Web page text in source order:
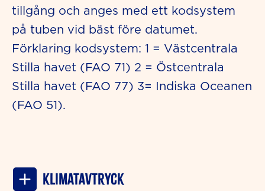
tillgång och anges med ett kodsystem
på tuben vid bäst före datumet.
Förklaring kodsystem: 1 = Västcentrala
Stilla havet (FAO 71) 2 = Östcentrala
Stilla havet (FAO 77) 3= Indiska Oceanen
(FAO 51).
Klimatavtryck